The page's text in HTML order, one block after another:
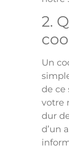
2.
Un
de ce
votre
dur
d’un